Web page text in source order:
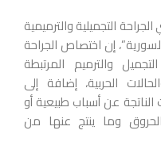
التجميلية والترميمية
إن اختصاص الجراحة
والترميم المرتبطة
الحربية، إضافة إلى
عن أسباب طبيعية أو
وما ينتج عنها من